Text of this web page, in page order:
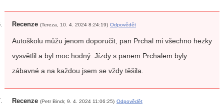
Recenze (Tereza, 10. 4. 2024 8:24:19) Odpovědět
Autoškolu můžu jenom doporučit, pan Prchal mi všechno hezky
vysvětlil a byl moc hodný. Jízdy s panem Prchalem byly
zábavné a na každou jsem se vždy těšila.
Recenze (Petr Bindr, 9. 4. 2024 11:06:25) Odpovědět